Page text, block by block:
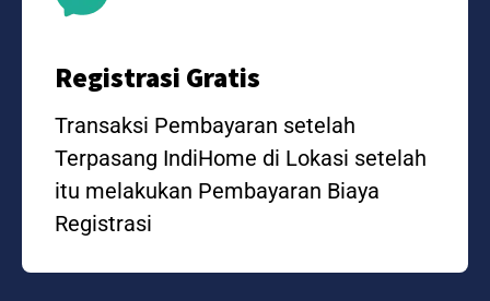
Registrasi Gratis
Transaksi Pembayaran setelah
Terpasang IndiHome di Lokasi setelah
itu melakukan Pembayaran Biaya
Registrasi